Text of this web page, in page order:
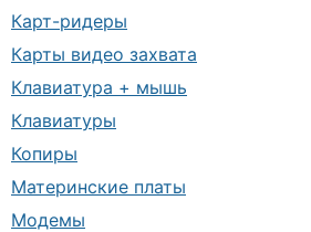
Карт-ридеры
Карты видео захвата
Клавиатура + мышь
Клавиатуры
Копиры
Материнские платы
Модемы